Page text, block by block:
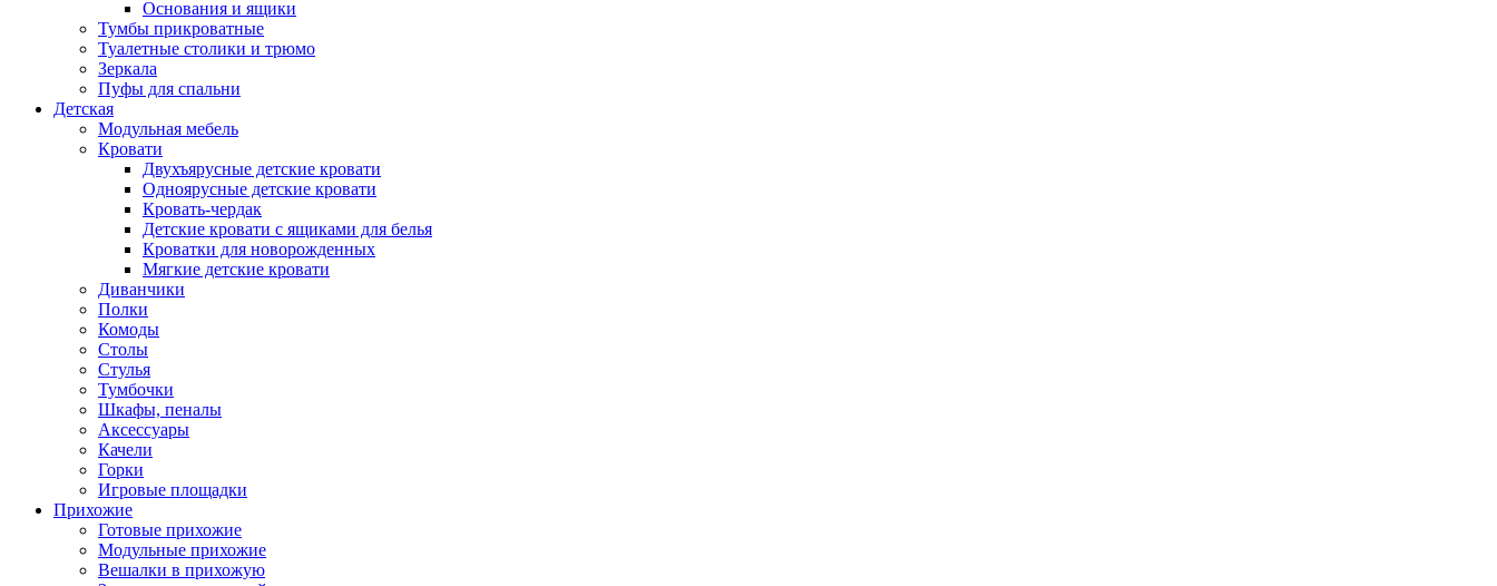
Основания и ящики
Тумбы прикроватные
Туалетные столики и трюмо
Зеркала
Пуфы для спальни
Детская
Модульная мебель
Кровати
Двухъярусные детские кровати
Одноярусные детские кровати
Кровать-чердак
Детские кровати с ящиками для белья
Кроватки для новорожденных
Мягкие детские кровати
Диванчики
Полки
Комоды
Столы
Стулья
Тумбочки
Шкафы, пеналы
Аксессуары
Качели
Горки
Игровые площадки
Прихожие
Готовые прихожие
Модульные прихожие
Вешалки в прихожую